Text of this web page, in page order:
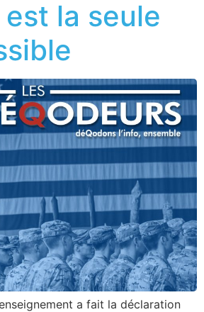
est la seule
a fait la déclaration